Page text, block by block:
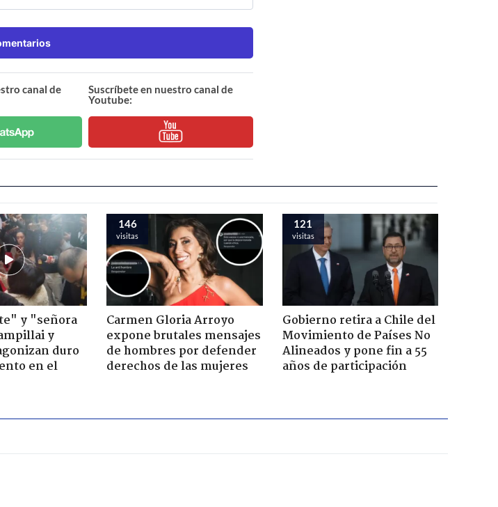
canal de
Suscríbete en nuestro canal de
Youtube:
y "señora
y
duro
en el
146
visitas
Carmen Gloria Arroyo
expone brutales mensajes
de hombres por defender
derechos de las mujeres
121
visitas
Gobierno retira a Chile del
Movimiento de Países No
Alineados y pone fin a 55
años de participación